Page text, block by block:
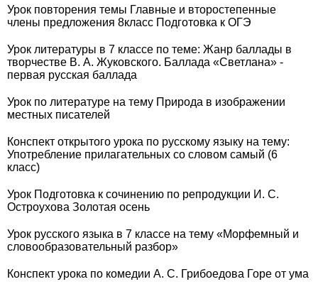
Урок повторения темы Главные и второстепенные
члены предложения 8класс Подготовка к ОГЭ
Урок литературы в 7 классе по теме: Жанр баллады в
творчестве В. А. Жуковского. Баллада «Светлана» -
первая русская баллада
Урок по литературе на тему Природа в изображении
местных писателей
Конспект открытого урока по русскому языку на тему:
Употребление прилагательных со словом самый (6
класс)
Урок Подготовка к сочинению по репродукции И. С.
Остроухова Золотая осень
Урок русского языка в 7 классе на тему «Морфемный и
словообразовательный разбор»
Конспект урока по комедии А. С. Грибоедова Горе от ума